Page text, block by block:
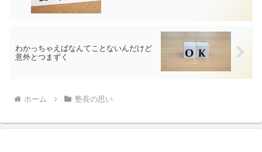
わかっちゃえばなんてことないんだけど
意外とつまずく
ホーム 塾長の思い